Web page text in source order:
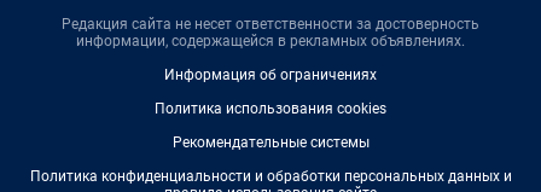
Редакция сайта не несет ответственности за достоверность
информации, содержащейся в рекламных объявлениях.
Информация об ограничениях
Политика использования cookies
Рекомендательные системы
Политика конфиденциальности и обработки персональных данных и